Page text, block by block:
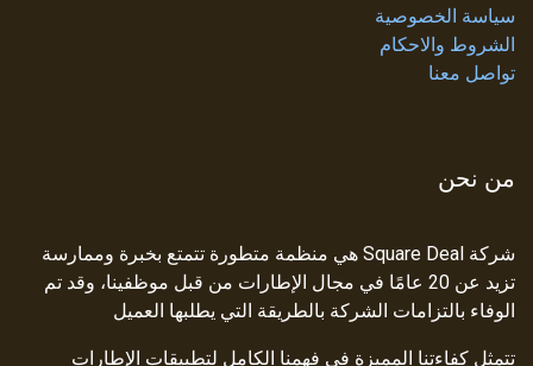
سياسة الخصوصية
الشروط والاحكام
تواصل معنا
من نحن
شركة Square Deal هي منظمة متطورة تتمتع بخبرة وممارسة
تزيد عن 20 عامًا في مجال الإطارات من قبل موظفينا، وقد تم
الوفاء بالتزامات الشركة بالطريقة التي يطلبها العميل
تتمثل كفاءتنا المميزة في فهمنا الكامل لتطبيقات الإطارات